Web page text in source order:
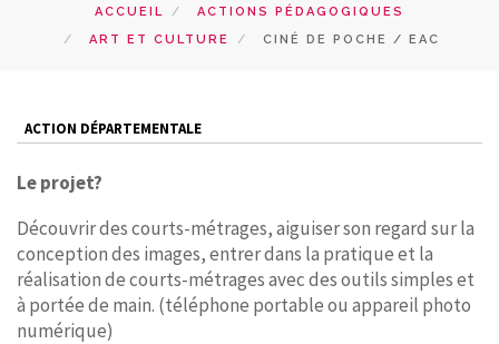
ACTIONS PÉDAGOGIQUES
FORMATIONS
RESSOURCES PÉDAGOGIQUES
ACCUEIL
ACTIONS PÉDAGOGIQUES
ART ET CULTURE
CINÉ DE POCHE / EAC
ACTION DÉPARTEMENTALE
Le projet?
Découvrir des courts-métrages, aiguiser son regard sur la
conception des images, entrer dans la pratique et la
réalisation de courts-métrages avec des outils simples et
à portée de main. (téléphone portable ou appareil photo
numérique)